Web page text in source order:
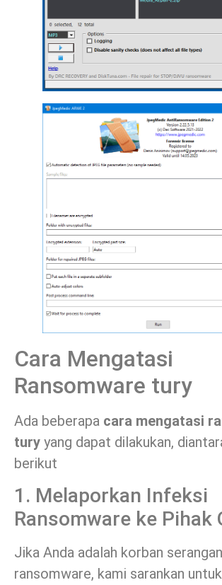
Cara Mengatasi
Ransomware tury
Ada beberapa cara mengatasi
tury yang dapat dilakukan,
berikut
1. Melaporkan Infeksi
Ransomware ke Pihak
Jika Anda adalah korban serangan
ransomware, kami sarankan